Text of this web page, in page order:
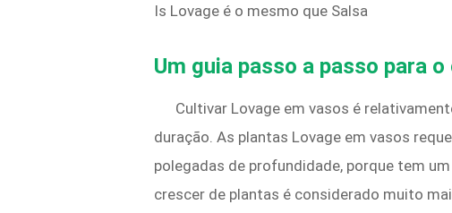
Is Lovage é o mesmo que Salsa
Um guia passo a passo para
Cultivar Lovage em vasos é
duração. As plantas Lovage em vasos
polegadas de profundidade, porque tem
crescer de plantas é considerado muito